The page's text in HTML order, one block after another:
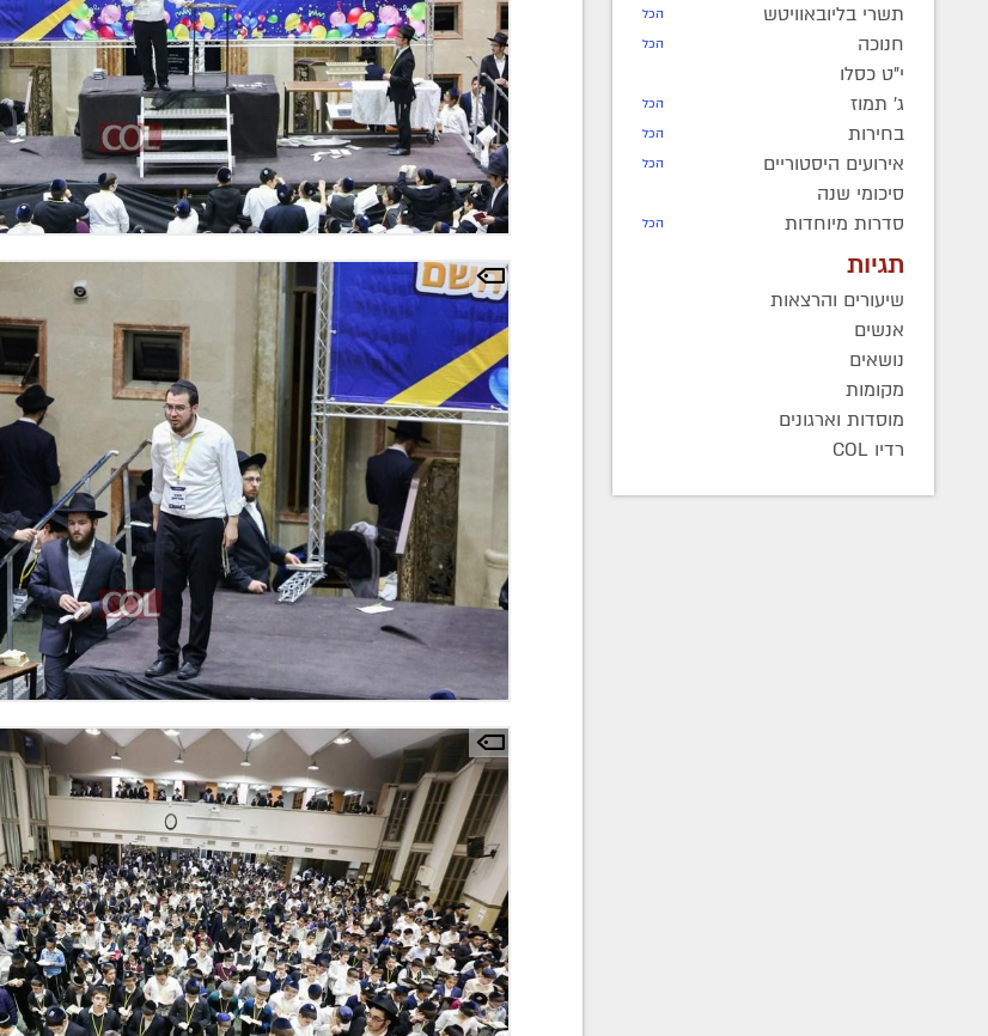
תשרי בליובאוויטש הכל
חנוכה הכל
י"ט כסלו
ג' תמוז
הכל
בחירות הכל
אירועים היסטוריים הכל
סיכומי שנה
סדרות מיוחדות
הכל
תגיות
שיעורים והרצאות
אנשים
נושאים
מקומות
מוסדות וארגונים
רדיו COL